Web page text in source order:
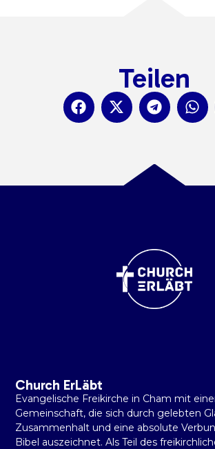
Teilen
Church ErLäbt
Evangelische Freikirche in Cham mit
Gemeinschaft, die sich durch gelebten
Zusammenhalt und eine absolute
Bibel auszeichnet. Als Teil des